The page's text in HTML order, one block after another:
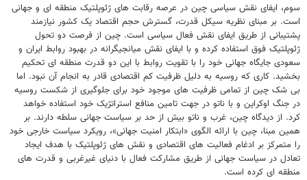
سوم، ایفای نقش سیاسی چین در عرصه رقابت های ژئوپلتیک منطقه ای و جهانی
است. بر مبنای نظریه سیکل قدرت، گسترش حجم اقتصاد یک کشور نیازمند
پشتیبانی از طریق ایفای نقش فعال سیاسی است. چین از فرصت دو تحول
ژئوپلتیک فوق استفاده کرده و با ایفای نقش میانجیگرانه در بهبود روابط ایران و
سعودی جایگاه جهانی خود را با تقویت روابط با این دو قدرت منطقه ای تحکیم
بخشید. کاری که روسیه به دلیل ظرفیت کم اقتصادی قادر به انجام آن نبود. اما
بی شک چین از تمامی ظرفیت های موجود خود برای جلوگیری از شکست روسیه
در جنگ اوکراین و با ناتو در جهت تامین منافع استراتژیک خود استفاده خواهد
کرد. از دیدگاه چین، غرب و ناتو بیش از حد بر سیاست جهانی سلطه دارند. بر
همین مبنا، چین با ارائه الگوی «ابتکار امنیت جهانی»، رویکرد سیاست خارجی خود
را متمرکز بر ادغام فعالیت های اقتصادی و نقش های ژئوپلتیک با هدف ایجاد
تعادل در سیاست جهانی از طریق مشارکت فعال با دنیای غیرغربی و قدرت های
منطقه ای کرده است.